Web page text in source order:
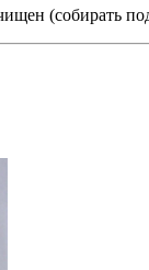
(собирать